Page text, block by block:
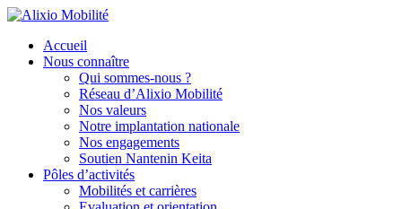
Accueil
Nous connaître
Qui sommes-nous ?
Réseau d’Alixio Mobilité
Nos valeurs
Notre implantation nationale
Nos engagements
Soutien Nantenin Keita
Pôles d’activités
Mobilités et carrières